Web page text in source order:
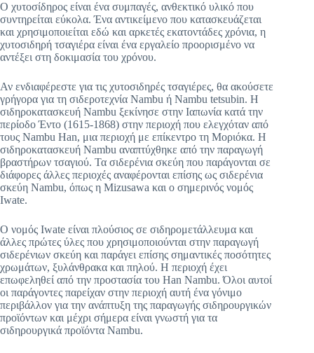
Ο χυτοσίδηρος είναι ένα συμπαγές, ανθεκτικό υλικό που
συντηρείται εύκολα. Ένα αντικείμενο που κατασκευάζεται
και χρησιμοποιείται εδώ και αρκετές εκατοντάδες χρόνια, η
χυτοσιδηρή τσαγιέρα είναι ένα εργαλείο προορισμένο να
αντέξει στη δοκιμασία του χρόνου.
Αν ενδιαφέρεστε για τις χυτοσιδηρές τσαγιέρες, θα ακούσετε
γρήγορα για τη σιδεροτεχνία Nambu ή Nambu tetsubin. Η
σιδηροκατασκευή Nambu ξεκίνησε στην Ιαπωνία κατά την
περίοδο Έντο (1615-1868) στην περιοχή που ελεγχόταν από
τους Nambu Han, μια περιοχή με επίκεντρο τη Μοριόκα. Η
σιδηροκατασκευή Nambu αναπτύχθηκε από την παραγωγή
βραστήρων τσαγιού. Τα σιδερένια σκεύη που παράγονται σε
διάφορες άλλες περιοχές αναφέρονται επίσης ως σιδερένια
σκεύη Nambu, όπως η Mizusawa και ο σημερινός νομός
Iwate.
Ο νομός Iwate είναι πλούσιος σε σιδηρομετάλλευμα και
άλλες πρώτες ύλες που χρησιμοποιούνται στην παραγωγή
σιδερένιων σκεύη και παράγει επίσης σημαντικές ποσότητες
χρωμάτων, ξυλάνθρακα και πηλού. Η περιοχή έχει
επωφεληθεί από την προστασία του Han Nambu. Όλοι αυτοί
οι παράγοντες παρείχαν στην περιοχή αυτή ένα γόνιμο
περιβάλλον για την ανάπτυξη της παραγωγής σιδηρουργικών
προϊόντων και μέχρι σήμερα είναι γνωστή για τα
σιδηρουργικά προϊόντα Nambu.